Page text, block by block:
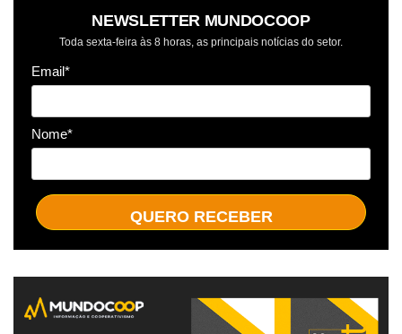
NEWSLETTER MUNDOCOOP
Toda sexta-feira às 8 horas, as principais notícias do setor.
Email*
Nome*
QUERO RECEBER